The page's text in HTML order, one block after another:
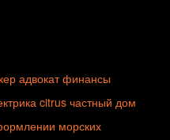
адвокат финансы
citrus частный дом
морских